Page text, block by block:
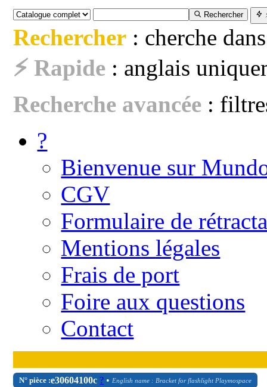
Rechercher
Rechercher : cherche
⚡ Rapide : anglais
Recherche avancée :
?
Bienvenue sur
CGV
Formulaire de
Mentions légales
Frais de port
Foire aux questions
Contact
N° pièce :e30604100c ? •English name : Bracket for flashlight Playmospace